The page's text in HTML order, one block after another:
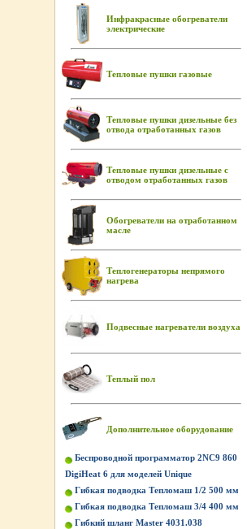
Инфракрасные обогреватели
электрические
Тепловые пушки газовые
Тепловые пушки дизельные без
отвода отработанных газов
Тепловые пушки дизельные с
отводом отработанных газов
Обогреватели на отработанном
масле
Теплогенераторы непрямого
нагрева
Подвесные нагреватели воздуха
Теплый пол
Дополнительное оборудование
Беспроводной программатор 2NC9 860
DigiHeat 6 для моделей Unique
Гибкая подводка Тепломаш 1/2 500 мм
Гибкая подводка Тепломаш 3/4 400 мм
Гибкий шланг Master 4031.038